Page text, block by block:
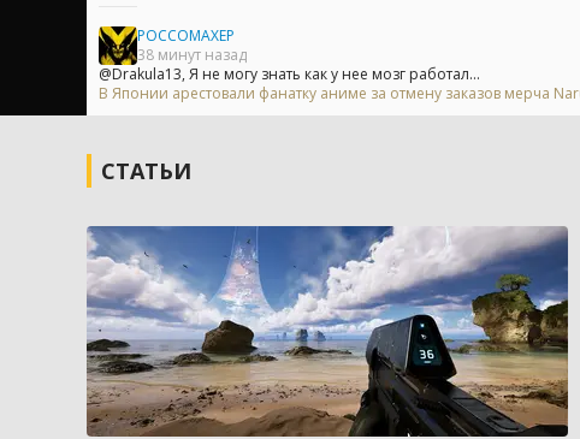
POCCOMAXEP
38 минут назад
@Drakula13, Я не могу знать как у нее мозг работал...
В Японии арестовали фанатку аниме за отмену заказов мерча
СТАТЬИ